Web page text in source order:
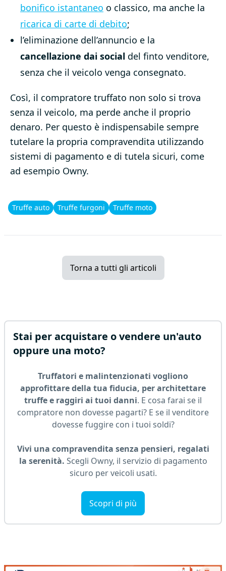
bonifico istantaneo o classico, ma anche la
ricarica di carte di debito;
l’eliminazione dell’annuncio e la
cancellazione dai social del finto venditore,
senza che il veicolo venga consegnato.
Così, il compratore truffato non solo si trova
senza il veicolo, ma perde anche il proprio
denaro. Per questo è indispensabile sempre
tutelare la propria compravendita utilizzando
sistemi di pagamento e di tutela sicuri, come
ad esempio Owny.
Truffe auto Truffe furgoni Truffe moto
Torna a tutti gli articoli
Stai per acquistare o vendere un'auto
oppure una moto?
Truffatori e malintenzionati vogliono
approfittare della tua fiducia, per architettare
truffe e raggiri ai tuoi danni. E cosa farai se il
compratore non dovesse pagarti? E se il venditore
dovesse fuggire con i tuoi soldi?
Vivi una compravendita senza pensieri, regalati
la serenità. Scegli Owny, il servizio di pagamento
sicuro per veicoli usati.
Scopri di più